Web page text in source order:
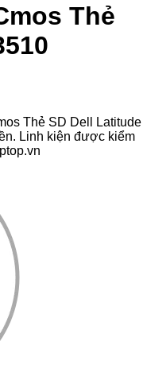
Thẻ
Thẻ SD Dell Latitude
Linh kiện được kiểm